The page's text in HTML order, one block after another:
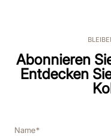
Abonnieren
Entdecken